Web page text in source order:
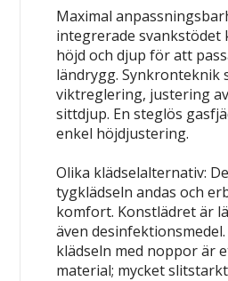
Maximal
integrerade svankstödet
höjd och djup för att
ländrygg. Synkronteknik
viktreglering, justering
sittdjup. En steglös
enkel höjdjustering.
Olika klädselalternativ:
tygklädseln andas och
komfort. Konstlädret är
även
klädseln med noppor är
material; mycket